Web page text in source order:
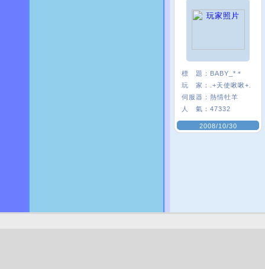
標 題： BABY_*＊
玩 家：
.+天使啾啾+.
伺服器： 熱情牡羊
人 氣： 47332
2008/10/30